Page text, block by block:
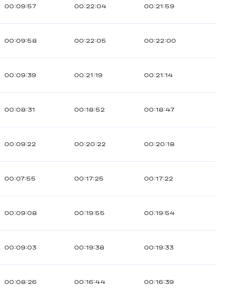
00:09:57 00:22:04 00:21:59
00:09:58 00:22:05 00:22:00
00:09:39 00:21:19 00:21:14
00:08:31 00:18:52 00:18:47
00:09:22 00:20:22 00:20:18
00:07:55 00:17:25 00:17:22
00:09:08 00:19:55 00:19:54
00:09:03 00:19:38 00:19:33
00:08:26 00:16:44 00:16:39